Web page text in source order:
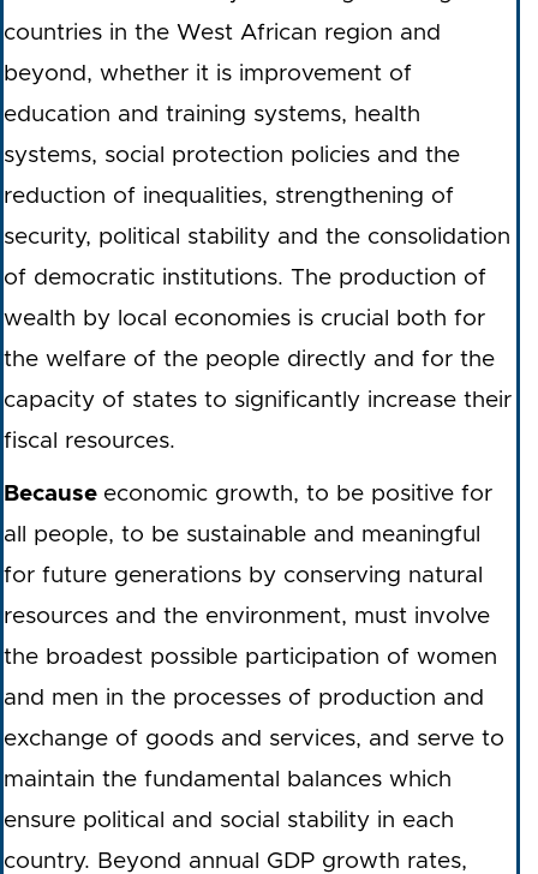
countries in the West African region and
beyond, whether it is improvement of
education and training systems, health
systems, social protection policies and the
reduction of inequalities, strengthening of
security, political stability and the consolidation
of democratic institutions. The production of
wealth by local economies is crucial both for
the welfare of the people directly and for the
capacity of states to significantly increase their
fiscal resources.
Because economic growth, to be positive for
all people, to be sustainable and meaningful
for future generations by conserving natural
resources and the environment, must involve
the broadest possible participation of women
and men in the processes of production and
exchange of goods and services, and serve to
maintain the fundamental balances which
ensure political and social stability in each
country. Beyond annual GDP growth rates,